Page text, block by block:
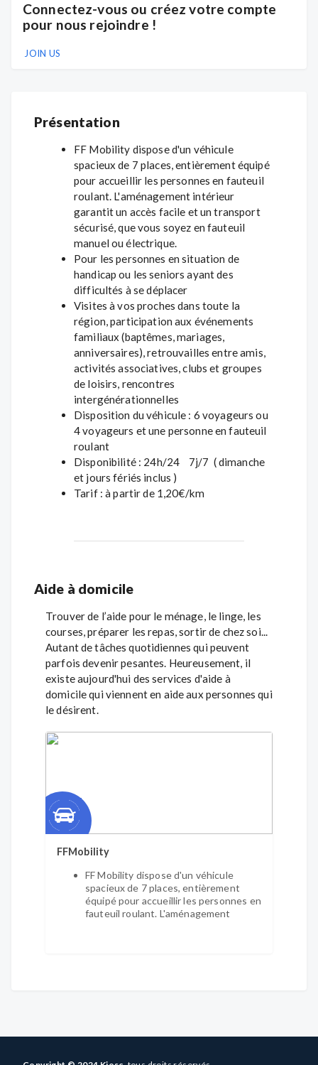
Connectez-vous ou créez votre compte
pour nous rejoindre !
JOIN US
Présentation
FF Mobility dispose d'un véhicule
spacieux de 7 places, entièrement équipé
pour accueillir les personnes en fauteuil
roulant. L'aménagement intérieur
garantit un accès facile et un transport
sécurisé, que vous soyez en fauteuil
manuel ou électrique.
Pour les personnes en situation de
handicap ou les seniors ayant des
difficultés à se déplacer
Visites à vos proches dans toute la
région, participation aux événements
familiaux (baptêmes, mariages,
anniversaires), retrouvailles entre amis,
activités associatives, clubs et groupes
de loisirs, rencontres
intergénérationnelles
Disposition du véhicule : 6 voyageurs ou
4 voyageurs et une personne en fauteuil
roulant
Disponibilité : 24h/24 7j/7 ( dimanche
et jours fériés inclus )
Tarif : à partir de 1,20€/km
Aide à domicile
Trouver de l’aide pour le ménage, le linge, les
courses, préparer les repas, sortir de chez soi...
Autant de tâches quotidiennes qui peuvent
parfois devenir pesantes. Heureusement, il
existe aujourd'hui des services d'aide à
domicile qui viennent en aide aux personnes qui
le désirent.
FFMobility
FF Mobility dispose d'un véhicule
spacieux de 7 places, entièrement
équipé pour accueillir les personnes en
fauteuil roulant. L'aménagement